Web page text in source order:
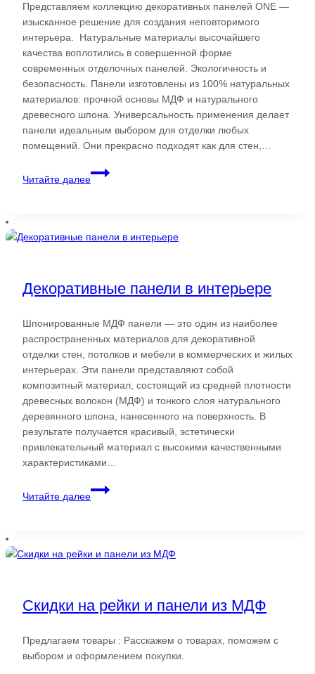
Представляем коллекцию декоративных панелей ONE —
изысканное решение для создания неповторимого
интерьера. Натуральные материалы высочайшего
качества воплотились в совершенной форме
современных отделочных панелей. Экологичность и
безопасность. Панели изготовлены из 100% натуральных
материалов: прочной основы МДФ и натурального
древесного шпона. Универсальность применения делает
панели идеальным выбором для отделки любых
помещений. Они прекрасно подходят как для стен,…
Читайте далее
Шпонированные
декоративные
Декоративные панели в интерьере
Шпонированные МДФ панели — это один из наиболее
распространенных материалов для декоративной
отделки стен, потолков и мебели в коммерческих и жилых
интерьерах. Эти панели представляют собой
композитный материал, состоящий из средней плотности
древесных волокон (МДФ) и тонкого слоя натурального
деревянного шпона, нанесенного на поверхность. В
результате получается красивый, эстетически
привлекательный материал с высокими качественными
характеристиками…
Читайте далее
Декоративные
панели
Скидки на рейки и панели из МДФ
Предлагаем товары : Расскажем о товарах, поможем с
выбором и оформлением покупки.